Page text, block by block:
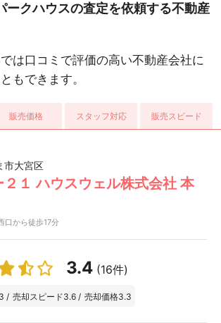
ークハウスの査定を依頼する不動産
は口コミで評価の高い不動産会社に
もできます。
販売価格 スタッフ対応 販売スピード
市大宮区
１ ハウスウェル株式会社 本
口から徒歩17分
3.4 (16件)
/ 売却スピード3.6 / 売却価格3.3